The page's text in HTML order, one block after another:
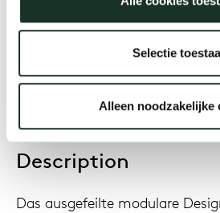
Selectie
Alleen noodzakelijke
Description
Das ausgefeilte modulare